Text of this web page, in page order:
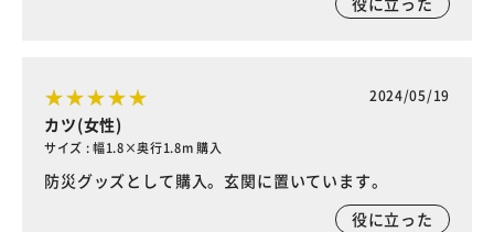
2024/05/19
カツ(女性)
サイズ : 幅1.8×奥行1.8m 購入
防災グッズとして購入。玄関に置いています。
役に立った